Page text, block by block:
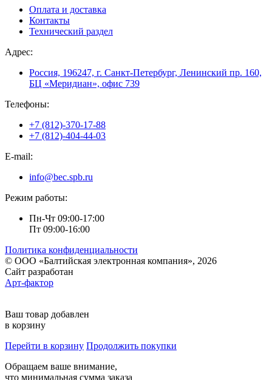
Оплата и доставка
Контакты
Технический раздел
Адрес:
Россия, 196247, г. Санкт-Петербург, Ленинский пр. 160,
БЦ «Меридиан», офис 739
Телефоны:
+7 (812)-370-17-88
+7 (812)-404-44-03
E-mail:
info@bec.spb.ru
Режим работы:
Пн-Чт 09:00-17:00
Пт 09:00-16:00
Политика конфиденциальности
© ООО «Балтийская электронная компания», 2026
Сайт разработан
Арт-фактор
Ваш товар добавлен
в корзину
Перейти в корзину Продолжить покупки
Обращаем ваше внимание,
что минимальная сумма заказа